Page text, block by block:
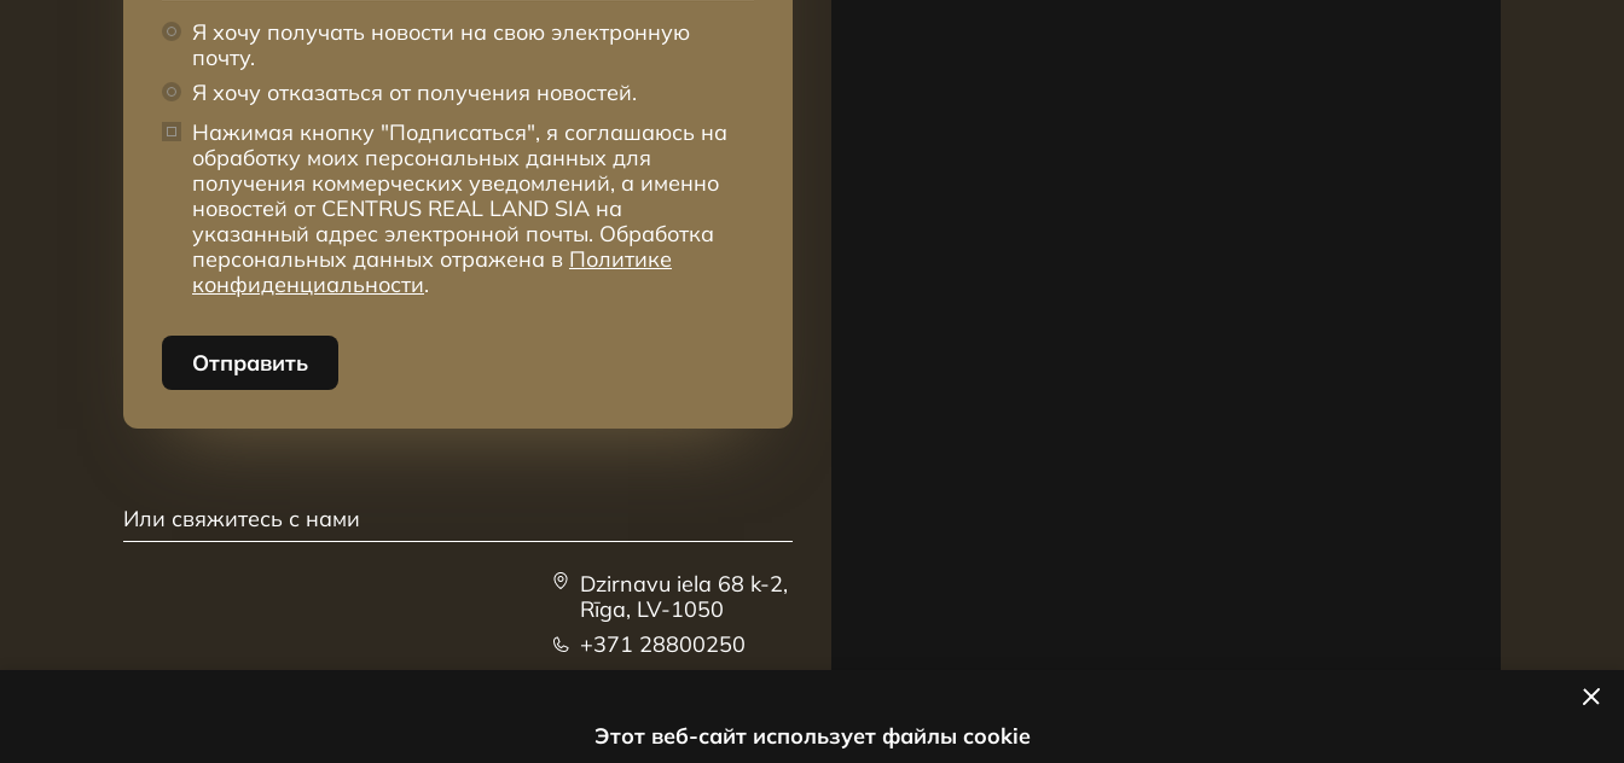
Этот веб-сайт использует файлы cookie
Я хочу получать новости на свою электронную
почту.
Я хочу отказаться от получения новостей.
Нажимая кнопку "Подписаться", я соглашаюсь на
обработку моих персональных данных для
получения коммерческих уведомлений, а именно
новостей от CENTRUS REAL LAND SIA на
указанный адрес электронной почты. Обработка
персональных данных отражена в Политике
конфиденциальности.
Отправить
Или свяжитесь с нами
Dzirnavu iela 68 k-2,
Rīga, LV-1050
+371 28800250